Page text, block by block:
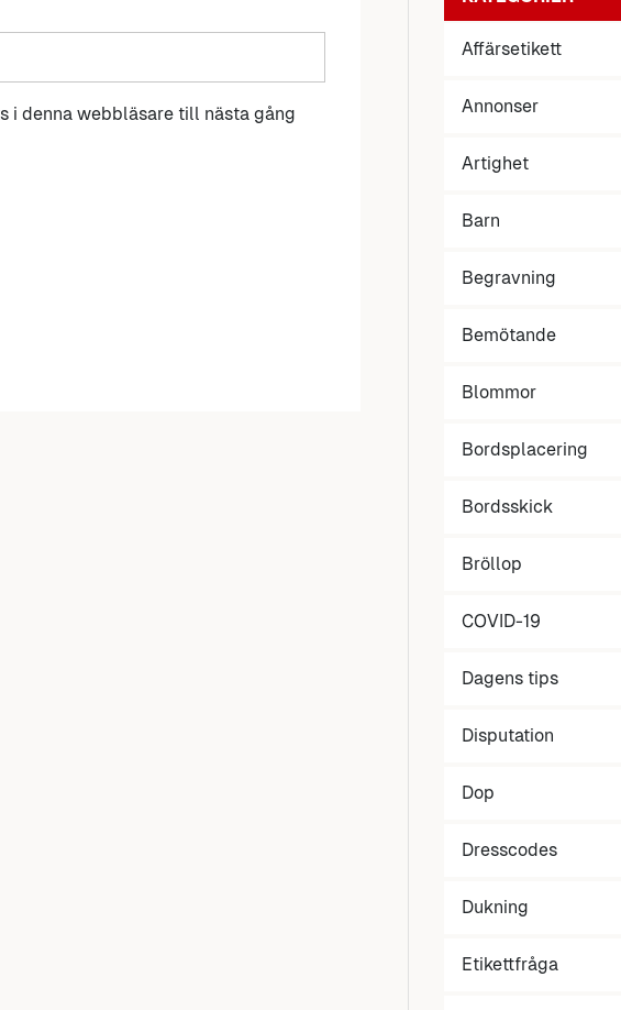
i denna webbläsare till nästa gång
Affärsetikett
Annonser
Artighet
Barn
Begravning
Bemötande
Blommor
Bordsplacering
Bordsskick
Bröllop
COVID-19
Dagens tips
Disputation
Dop
Dresscodes
Dukning
Etikettfråga